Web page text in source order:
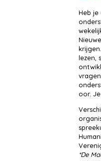
Heb je
lezen,
oor.
*De